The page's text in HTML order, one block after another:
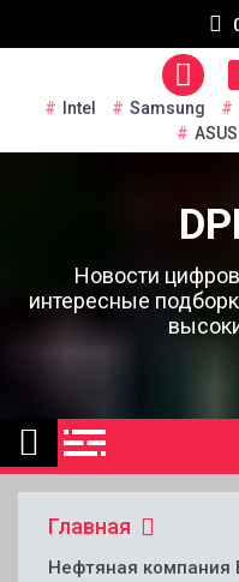
Intel Samsung
ASUS
Новости
интересные
Главная
Нефтяная компания